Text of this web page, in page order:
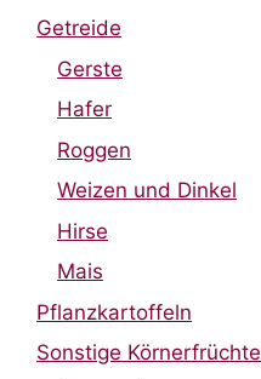
Getreide
Gerste
Hafer
Roggen
Weizen und Dinkel
Hirse
Mais
Pflanzkartoffeln
Sonstige Körnerfrüchte